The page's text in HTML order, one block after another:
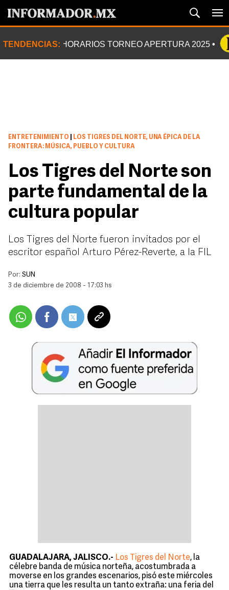
TENDENCIAS: HORARIOS TORNEO APERTURA 2025
ENTRETENIMIENTO
LOS TIGRES DEL NORTE, UNA ÉPICA DE LA
FRONTERA: MÚSICA, PUEBLO Y CULTURA
Los Tigres del Norte son
parte fundamental de la
cultura popular
Los Tigres del Norte fueron invitados por el
escritor español Arturo Pérez-Reverte, a la FIL
Por: SUN
3 de diciembre de 2008 - 17:03 hs
GUADALAJARA, JALISCO.- Los Tigres del Norte, la
célebre banda de música norteña, acostumbrada a
moverse en los grandes escenarios, pisó este miércoles
una tierra que les resulta un tanto extraña: una feria del